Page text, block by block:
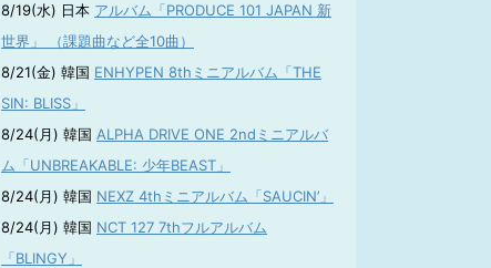
8/19(水) 日本 アルバム「PRODUCE 101 JAPAN 新
世界」 （課題曲など全10曲）
8/21(金) 韓国 ENHYPEN 8thミニアルバム「THE
SIN: BLISS」
8/24(月) 韓国 ALPHA DRIVE ONE 2ndミニアルバ
ム「UNBREAKABLE: 少年BEAST」
8/24(月) 韓国 NEXZ 4thミニアルバム「SAUCIN’」
8/24(月) 韓国 NCT 127 7thフルアルバム
「BLINGY」